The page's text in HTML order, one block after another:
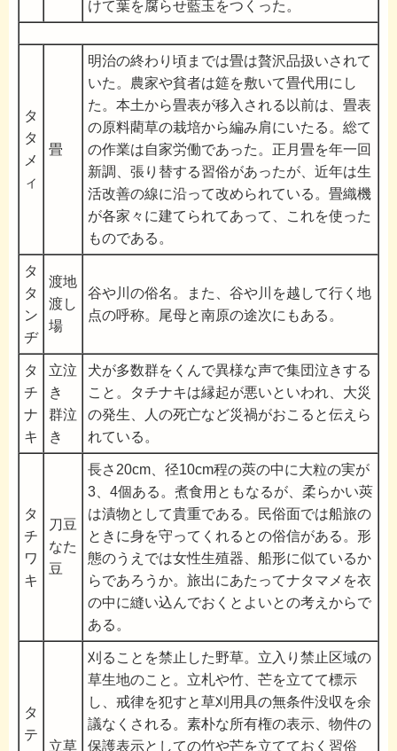
けて葉を腐らせ藍玉をつくった。
タ
タ
メ
ィ
畳
明治の終わり頃までは畳は贅沢品扱いされて
いた。農家や貧者は筵を敷いて畳代用にし
た。本土から畳表が移入される以前は、畳表
の原料藺草の栽培から編み肩にいたる。総て
の作業は自家労働であった。正月畳を年一回
新調、張り替する習俗があったが、近年は生
活改善の線に沿って改められている。畳織機
が各家々に建てられてあって、これを使った
ものである。
タ
タ
ン
ヂ
渡地
渡し
場
谷や川の俗名。また、谷や川を越して行く地
点の呼称。尾母と南原の途次にもある。
タ
チ
ナ
キ
立泣
き
群泣
き
犬が多数群をくんで異様な声で集団泣きする
こと。タチナキは縁起が悪いといわれ、大災
の発生、人の死亡など災禍がおこると伝えら
れている。
タ
チ
ワ
キ
刀豆
なた
豆
長さ20cm、径10cm程の莢の中に大粒の実が
3、4個ある。煮食用ともなるが、柔らかい莢
は漬物として貴重である。民俗面では船旅の
ときに身を守ってくれるとの俗信がある。形
態のうえでは女性生殖器、船形に似ているか
らであろうか。旅出にあたってナタマメを衣
の中に縫い込んでおくとよいとの考えからで
ある。
タ
テ
立草
刈ることを禁止した野草。立入り禁止区域の
草生地のこと。立札や竹、芒を立てて標示
し、戒律を犯すと草刈用具の無条件没収を余
議なくされる。素朴な所有権の表示、物件の
保護表示としての竹や芒を立てておく習俗